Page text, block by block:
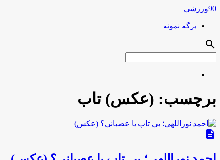
90ورزشی
برگه نمونه
search
برچسب: (عکس) تاب
description